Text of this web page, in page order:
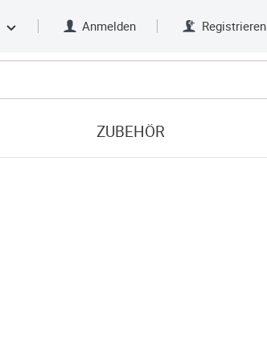
Anmelden Registrieren
ZUBEHÖR